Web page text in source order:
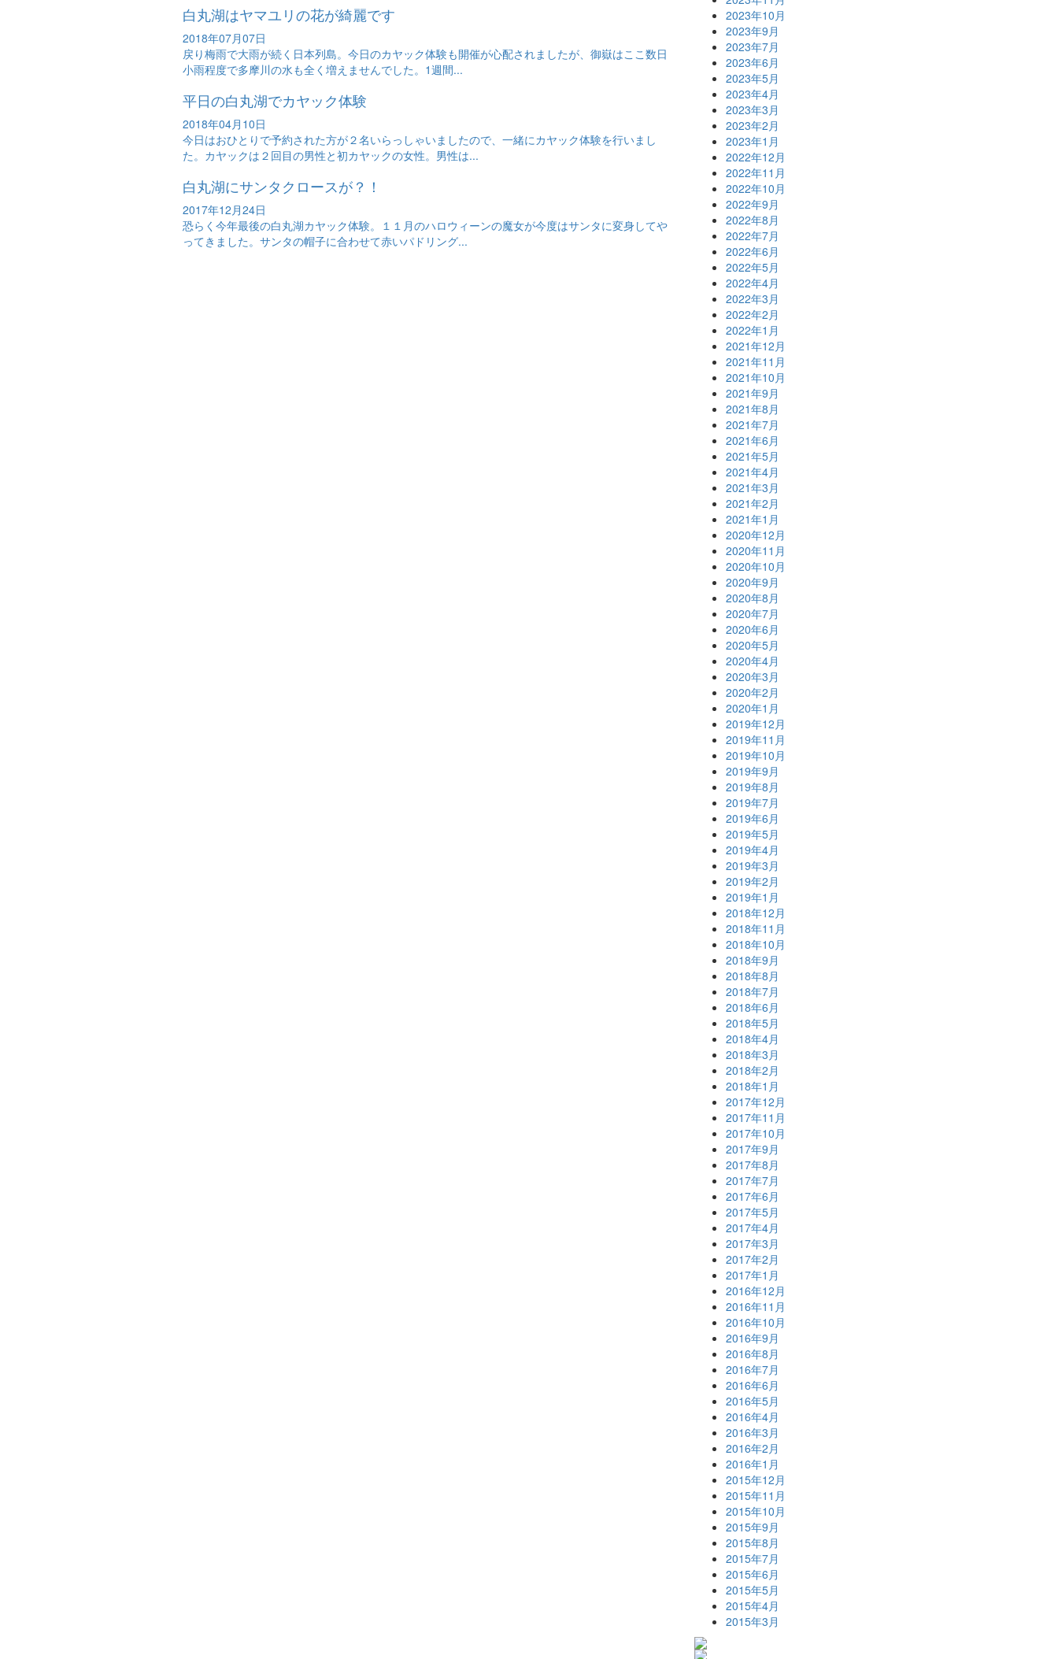
白丸湖はヤマユリの花が綺麗です
2018年07月07日
戻り梅雨で大雨が続く日本列島。今日のカヤック体験も開催が心配されましたが、御嶽はここ数日
小雨程度で多摩川の水も全く増えませんでした。1週間...
平日の白丸湖でカヤック体験
2018年04月10日
今日はおひとりで予約された方が２名いらっしゃいましたので、一緒にカヤック体験を行いまし
た。カヤックは２回目の男性と初カヤックの女性。男性は...
白丸湖にサンタクロースが？！
2017年12月24日
恐らく今年最後の白丸湖カヤック体験。１１月のハロウィーンの魔女が今度はサンタに変身してや
ってきました。サンタの帽子に合わせて赤いパドリング...
2023年10月
2023年9月
2023年7月
2023年6月
2023年5月
2023年4月
2023年3月
2023年2月
2023年1月
2022年12月
2022年11月
2022年10月
2022年9月
2022年8月
2022年7月
2022年6月
2022年5月
2022年4月
2022年3月
2022年2月
2022年1月
2021年12月
2021年11月
2021年10月
2021年9月
2021年8月
2021年7月
2021年6月
2021年5月
2021年4月
2021年3月
2021年2月
2021年1月
2020年12月
2020年11月
2020年10月
2020年9月
2020年8月
2020年7月
2020年6月
2020年5月
2020年4月
2020年3月
2020年2月
2020年1月
2019年12月
2019年11月
2019年10月
2019年9月
2019年8月
2019年7月
2019年6月
2019年5月
2019年4月
2019年3月
2019年2月
2019年1月
2018年12月
2018年11月
2018年10月
2018年9月
2018年8月
2018年7月
2018年6月
2018年5月
2018年4月
2018年3月
2018年2月
2018年1月
2017年12月
2017年11月
2017年10月
2017年9月
2017年8月
2017年7月
2017年6月
2017年5月
2017年4月
2017年3月
2017年2月
2017年1月
2016年12月
2016年11月
2016年10月
2016年9月
2016年8月
2016年7月
2016年6月
2016年5月
2016年4月
2016年3月
2016年2月
2016年1月
2015年12月
2015年11月
2015年10月
2015年9月
2015年8月
2015年7月
2015年6月
2015年5月
2015年4月
2015年3月